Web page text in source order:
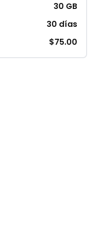
30 GB
30 días
$75.00